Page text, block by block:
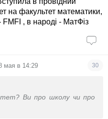
на факультет математики,
FMFI , в народі - МатФіз
мая в 14:29 30
Ви про школу чи про